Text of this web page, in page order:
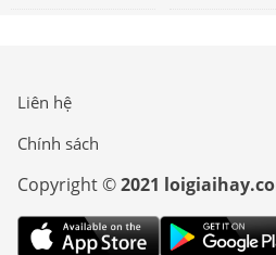
Liên hệ
Chính sách
Copyright ©2021